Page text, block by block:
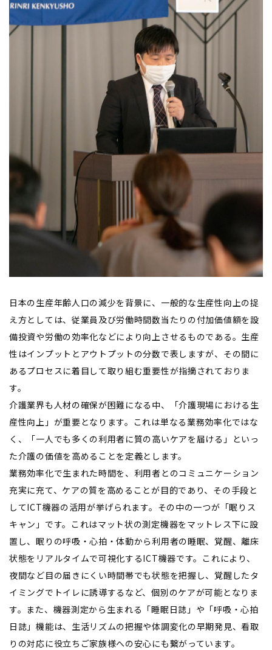
日本の生産年齢人口の減少を背景に、一般的な生産性向上の捉
え方としては、従業員及び労働時間数当たりの付加価値額を設
備投資や労働の効率化などにより向上させるものである。生産
性はインプットとアウトプットの分数で表しますが、その間に
あるプロセスに着目して取り組む重要性が指摘されておりま
す。
介護業界も人材の確保が困難になる中、「介護現場における生
産性向上」が重要となります。これは単なる業務効率化ではな
く、「一人でも多くの利用者に質の高いケアを届ける」といっ
た介護の価値を高めることを定義とします。
業務効率化で生まれた時間を、利用者とのコミュニケーション
充実に充て、ケアの質を高めることが目的であり、その手段と
してICT機器の活用が挙げられます。その中の一つが「眠りス
キャン」です。これはマット状の測定機器をマットレス下に設
置し、眠りの呼吸・心拍・体動から利用者の睡眠、覚醒、離床
状態をリアルタイムで可視化するICT機器です。これにより、
夜間など目の届きにくい時間帯でも状態を把握し、覚醒したタ
イミングでトイレに誘導するなど、個別のケアが可能となりま
す。また、機器測定から生まれる「睡眠日誌」や「呼吸・心拍
日誌」機能は、生活リズムの把握や体調変化の早期発見、看取
りの対応に役立ちご家族様への安心にも繋がっています。